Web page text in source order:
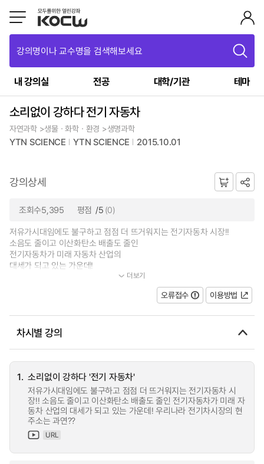
강의명이나 교수명을 검색해보세요
내 강의실 전공 대학/기관 테마
소리없이 강하다 전기 자동차
자연과학 >생물ㆍ화학ㆍ환경 >생명과학
YTN SCIENCE YTN SCIENCE 2015.10.01
강의상세
조회수5,395 평점 /5 (0)
저유가시대임에도 불구하고 점점 더 뜨거워지는 전기자동차 시장!!
소음도 줄이고 이산화탄소 배출도 줄인
전기자동차가 미래 자동차 산업의
대세가 되고 있는 가운데!
더보기
오류접수 이용방법
차시별 강의
1. 소리없이 강하다 '전기 자동차'
저유가시대임에도 불구하고 점점 더 뜨거워지는 전기자동차 시
장!! 소음도 줄이고 이산화탄소 배출도 줄인 전기자동차가 미래 자
동차 산업의 대세가 되고 있는 가운데! 우리나라 전기차시장의 현
주소는 과연??
URL